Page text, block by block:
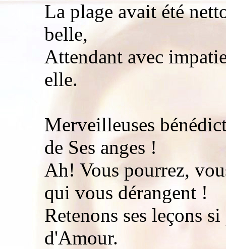
La plage avait été
belle,
Attendant avec
elle.
Merveilleuses
de Ses anges !
Ah! Vous pourrez,
qui vous dérangent !
Retenons ses leçons
d'Amour.